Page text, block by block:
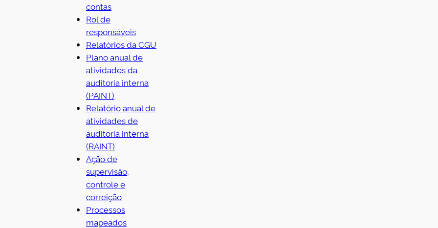
contas
Rol de
responsáveis
Relatórios da CGU
Plano anual de
atividades da
auditoria interna
(PAINT)
Relatório anual de
atividades de
auditoria interna
(RAINT)
Ação de
supervisão,
controle e
correição
Processos
mapeados